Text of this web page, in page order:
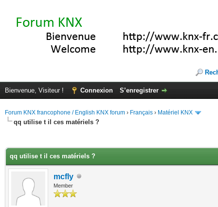
Bienvenue, Visiteur ! Connexion S’enregistrer
Forum KNX francophone / English KNX forum › Français › Matériel KNX
qq utilise t il ces matériels ?
qq utilise t il ces matériels ?
mcfly
Member